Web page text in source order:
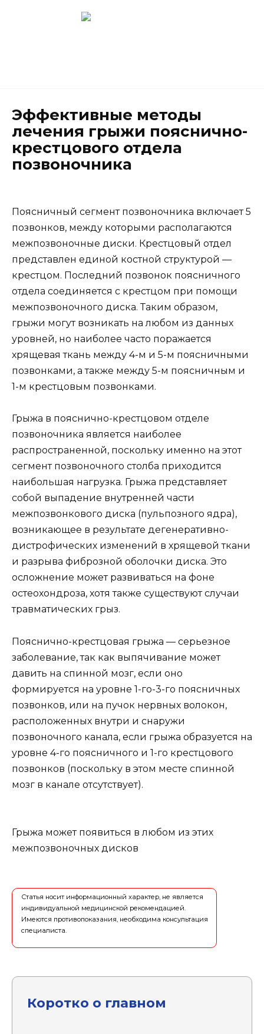
Эффективные методы
лечения грыжи пояснично-
крестцового отдела
позвоночника
Поясничный сегмент позвоночника включает 5
позвонков, между которыми располагаются
межпозвоночные диски. Крестцовый отдел
представлен единой костной структурой —
крестцом. Последний позвонок поясничного
отдела соединяется с крестцом при помощи
межпозвоночного диска. Таким образом,
грыжи могут возникать на любом из данных
уровней, но наиболее часто поражается
хрящевая ткань между 4-м и 5-м поясничными
позвонками, а также между 5-м поясничным и
1-м крестцовым позвонками.
Грыжа в пояснично-крестцовом отделе
позвоночника является наиболее
распространенной, поскольку именно на этот
сегмент позвоночного столба приходится
наибольшая нагрузка. Грыжа представляет
собой выпадение внутренней части
межпозвонкового диска (пульпозного ядра),
возникающее в результате дегенеративно-
дистрофических изменений в хрящевой ткани
и разрыва фиброзной оболочки диска. Это
осложнение может развиваться на фоне
остеохондроза, хотя также существуют случаи
травматических грыз.
Пояснично-крестцовая грыжа — серьезное
заболевание, так как выпячивание может
давить на спинной мозг, если оно
формируется на уровне 1-го-3-го поясничных
позвонков, или на пучок нервных волокон,
расположенных внутри и снаружи
позвоночного канала, если грыжа образуется на
уровне 4-го поясничного и 1-го крестцового
позвонков (поскольку в этом месте спинной
мозг в канале отсутствует).
Грыжа может появиться в любом из этих
межпозвоночных дисков
Статья носит информационный характер, не является
индивидуальной медицинской рекомендацией.
Имеются противопоказания, необходима консультация
специалиста.
Коротко о главном